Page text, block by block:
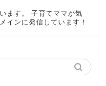
ます。 子育てママが気
インに発信しています！